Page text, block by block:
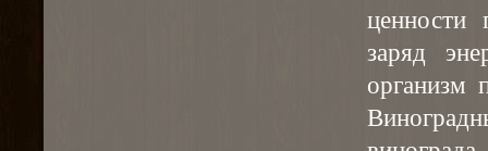
ценности
заряд
организм